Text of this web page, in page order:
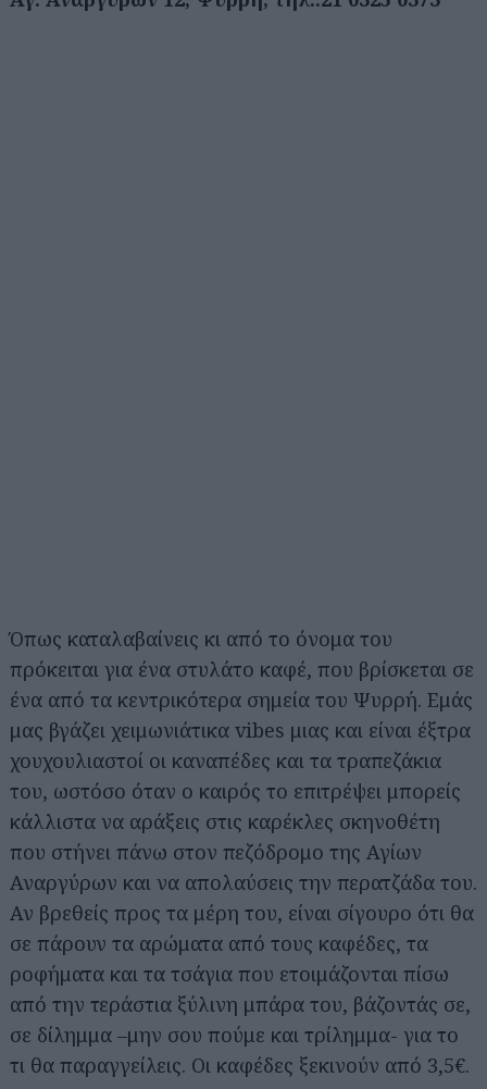
Όπως καταλαβαίνεις κι από το όνομα του
πρόκειται για ένα στυλάτο καφέ, που βρίσκεται σε
ένα από τα κεντρικότερα σημεία του Ψυρρή. Εμάς
μας βγάζει χειμωνιάτικα vibes μιας και είναι έξτρα
χουχουλιαστοί οι καναπέδες και τα τραπεζάκια
του, ωστόσο όταν ο καιρός το επιτρέψει μπορείς
κάλλιστα να αράξεις στις καρέκλες σκηνοθέτη
που στήνει πάνω στον πεζόδρομο της Αγίων
Αναργύρων και να απολαύσεις την περατζάδα του.
Αν βρεθείς προς τα μέρη του, είναι σίγουρο ότι θα
σε πάρουν τα αρώματα από τους καφέδες, τα
ροφήματα και τα τσάγια που ετοιμάζονται πίσω
από την τεράστια ξύλινη μπάρα του, βάζοντάς σε,
σε δίλημμα –μην σου πούμε και τρίλημμα- για το
τι θα παραγγείλεις. Οι καφέδες ξεκινούν από 3,5€.